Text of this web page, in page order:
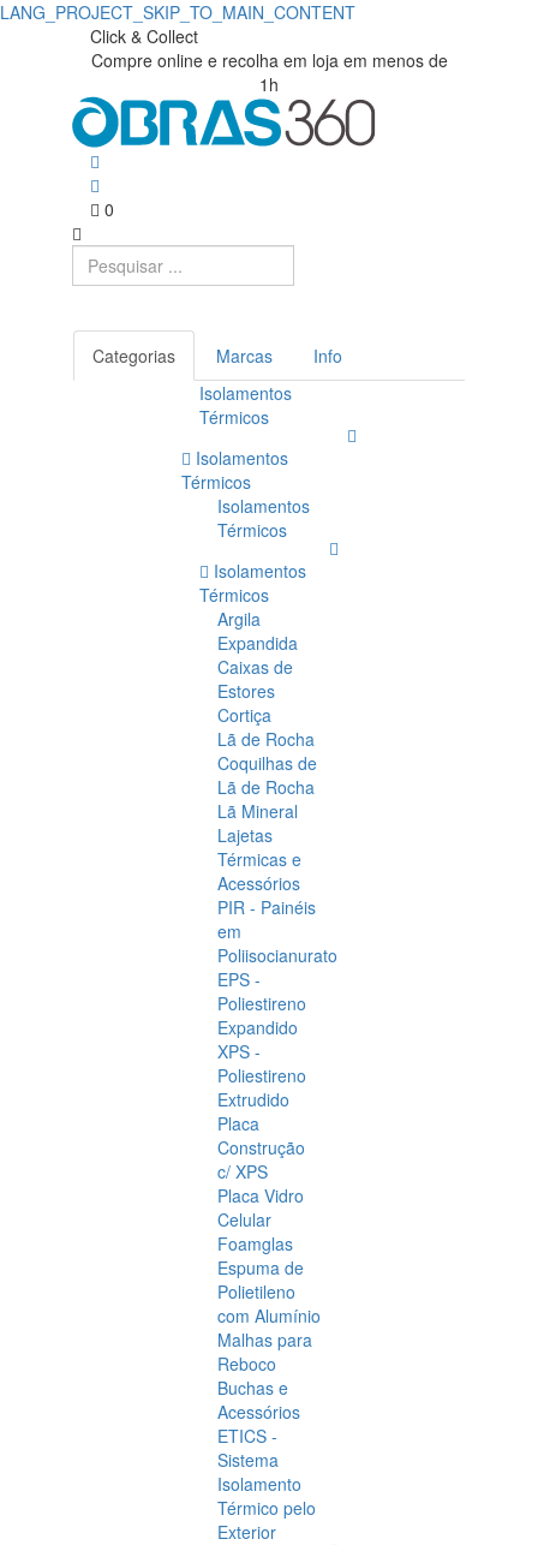
LANG_PROJECT_SKIP_TO_MAIN_CONTENT
Maçaricos
Obras360
Obras360
Materiais
Construção
Click & Collect
Compre online e recolha em loja em menos de
1h
0
Categorias Marcas
Info
Isolamentos
Térmicos
Isolamentos
Térmicos
Isolamentos
Térmicos
Isolamentos
Térmicos
Argila
Expandida
Caixas de
Estores
Cortiça
Lã de Rocha
Coquilhas de
Lã de Rocha
Lã Mineral
Lajetas
Térmicas e
Acessórios
PIR - Painéis
em
Poliisocianurato
EPS -
Poliestireno
Expandido
XPS -
Poliestireno
Extrudido
Placa
Construção
c/ XPS
Placa Vidro
Celular
Foamglas
Espuma de
Polietileno
com Alumínio
Malhas para
Reboco
Buchas e
Acessórios
ETICS -
Sistema
Isolamento
Térmico pelo
Exterior